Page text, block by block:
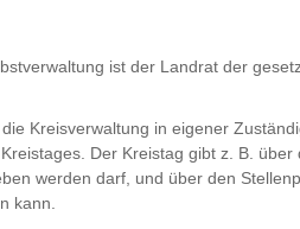
ist der Landrat der
Kreisverwaltung in eigener
Der Kreistag gibt z. B. über
werden darf, und über den
kann.